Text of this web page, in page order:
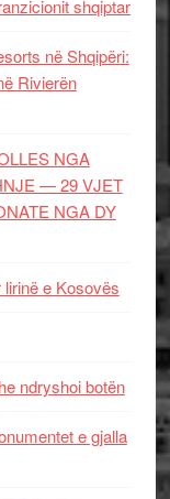
shqiptar
në Shqipëri:
Rivierën
NGA
— 29 VJET
NGA DY
e Kosovës
ndryshoi botën
e gjalla